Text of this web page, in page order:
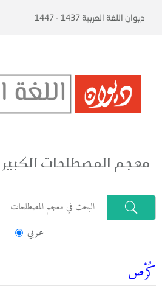
ديوان اللغة العربية 1437 - 1447
معجم المصطلحات الكبير
عـربي
كُرْص